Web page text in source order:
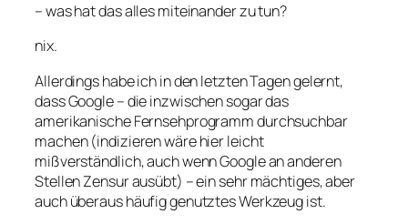
– was hat das alles miteinander zu tun?
nix.
Allerdings habe ich in den letzten Tagen gelernt,
dass Google – die inzwischen sogar das
amerikanische Fernsehprogramm durchsuchbar
machen (indizieren wäre hier leicht
mißverständlich, auch wenn Google an anderen
Stellen Zensur ausübt) – ein sehr mächtiges, aber
auch überaus häufig genutztes Werkzeug ist.